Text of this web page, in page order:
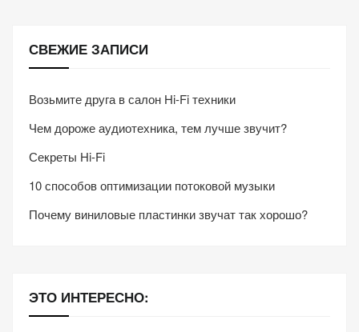
СВЕЖИЕ ЗАПИСИ
Возьмите друга в салон Hi-Fi техники
Чем дороже аудиотехника, тем лучше звучит?
Секреты Hi-Fi
10 способов оптимизации потоковой музыки
Почему виниловые пластинки звучат так хорошо?
ЭТО ИНТЕРЕСНО: